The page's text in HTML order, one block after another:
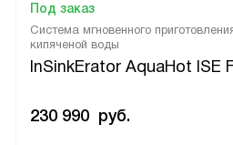
Система мгновенного
кипяченой воды
InSinkErator AquaHot ISE
Под заказ
230 990 руб.